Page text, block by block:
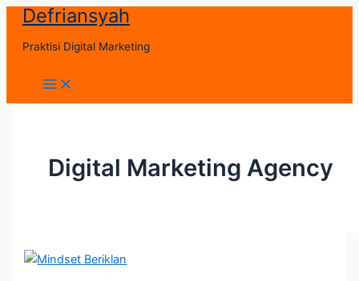
Skip
content
Defriansyah
Praktisi Digital Marketing
Main
Menu
Digital Marketing Agency